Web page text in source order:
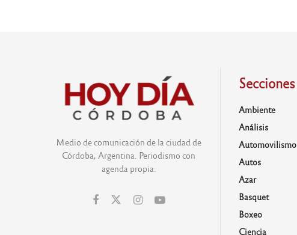
Medio de comunicación de la ciudad de
Córdoba, Argentina. Periodismo con
agenda propia.
Secciones
Ambiente
Análisis
Automovilismo
Autos
Azar
Basquet
Boxeo
Ciencia